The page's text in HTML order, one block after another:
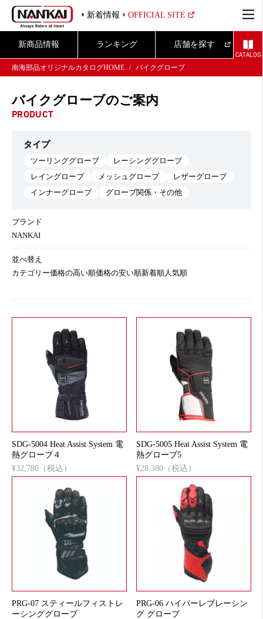
新着情報 OFFICIAL SITE
新商品情報 ランキング 店舗を探す
CATALOG
南海部品オリジナルカタログHOME
バイクグローブ
バイクグローブのご案内
PRODUCT
タイプ
ツーリンググローブ
レーシンググローブ
レイングローブ
メッシュグローブ
レザーグローブ
インナーグローブ
グローブ関係・その他
ブランド
NANKAI
並べ替え
カテゴリー価格の高い順価格の安い順新着順人気順
SDG-5004 Heat Assist System 電
熱グローブ４
¥32,780（税込）
SDG-5005 Heat Assist System 電
熱グローブ5
¥28,380（税込）
PRG-07 スティールフィストレ
ーシンググローブ
PRG-06 ハイパーレブレーシン
グ グローブ